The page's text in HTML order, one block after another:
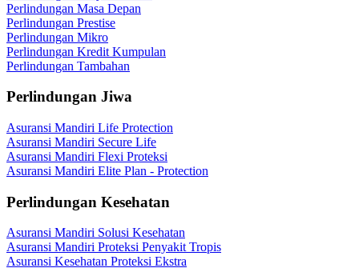
Perlindungan Masa Depan
Perlindungan Prestise
Perlindungan Mikro
Perlindungan Kredit Kumpulan
Perlindungan Tambahan
Perlindungan Jiwa
Asuransi Mandiri Life Protection
Asuransi Mandiri Secure Life
Asuransi Mandiri Flexi Proteksi
Asuransi Mandiri Elite Plan - Protection
Perlindungan Kesehatan
Asuransi Mandiri Solusi Kesehatan
Asuransi Mandiri Proteksi Penyakit Tropis
Asuransi Kesehatan Proteksi Ekstra